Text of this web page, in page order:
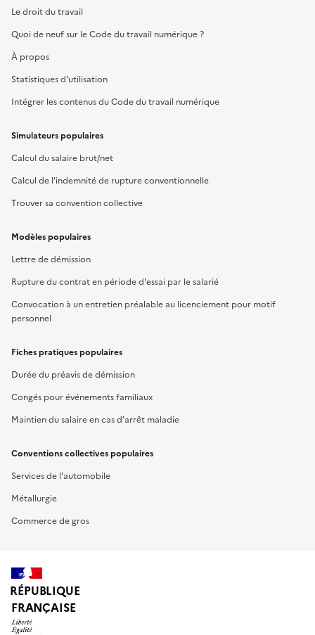
Le droit du travail
Quoi de neuf sur le Code du travail numérique ?
À propos
Statistiques d'utilisation
Intégrer les contenus du Code du travail numérique
Simulateurs populaires
Calcul du salaire brut/net
Calcul de l'indemnité de rupture conventionnelle
Trouver sa convention collective
Modèles populaires
Lettre de démission
Rupture du contrat en période d'essai par le salarié
Convocation à un entretien préalable au licenciement pour motif
personnel
Fiches pratiques populaires
Durée du préavis de démission
Congés pour événements familiaux
Maintien du salaire en cas d'arrêt maladie
Conventions collectives populaires
Services de l'automobile
Métallurgie
Commerce de gros
RÉPUBLIQUE
FRANÇAISE